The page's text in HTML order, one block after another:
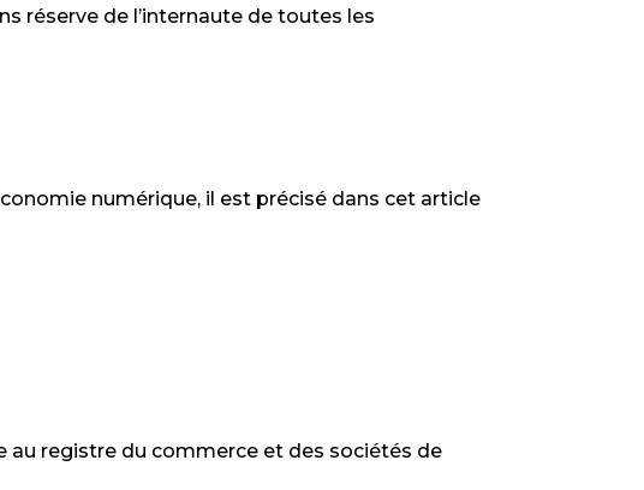
réserve de l’internaute de toutes les
numérique, il est précisé dans cet article
au registre du commerce et des sociétés de